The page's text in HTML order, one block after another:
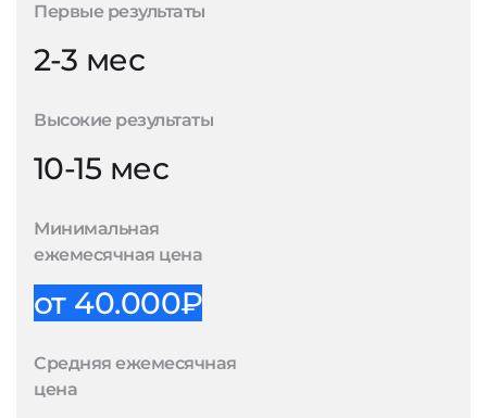
Первые результаты
2-3 мес
Высокие результаты
10-15 мес
Минимальная
ежемесячная цена
от 40.000₽
Средняя ежемесячная
цена